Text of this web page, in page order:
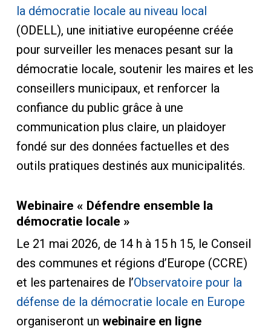
la démocratie locale au niveau local
(ODELL), une initiative européenne créée
pour surveiller les menaces pesant sur la
démocratie locale, soutenir les maires et les
conseillers municipaux, et renforcer la
confiance du public grâce à une
communication plus claire, un plaidoyer
fondé sur des données factuelles et des
outils pratiques destinés aux municipalités.
Webinaire « Défendre ensemble la
démocratie locale »
Le 21 mai 2026, de 14 h à 15 h 15, le Conseil
des communes et régions d’Europe (CCRE)
et les partenaires de l’Observatoire pour la
défense de la démocratie locale en Europe
organiseront un webinaire en ligne